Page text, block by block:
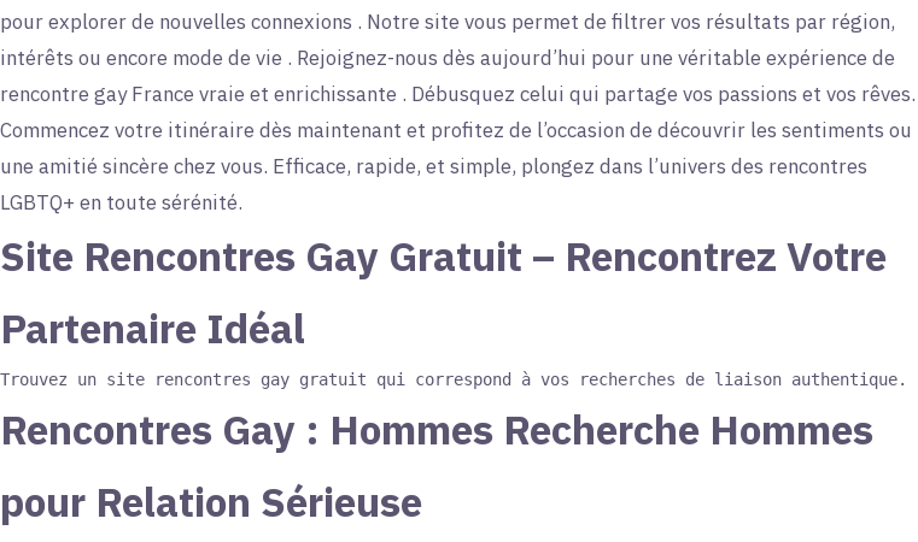
pour explorer de nouvelles connexions . Notre site vous permet de filtrer vos résultats par région,
intérêts ou encore mode de vie . Rejoignez-nous dès aujourd’hui pour une véritable expérience de
rencontre gay France vraie et enrichissante . Débusquez celui qui partage vos passions et vos rêves.
Commencez votre itinéraire dès maintenant et profitez de l’occasion de découvrir les sentiments ou
une amitié sincère chez vous. Efficace, rapide, et simple, plongez dans l’univers des rencontres
LGBTQ+ en toute sérénité.
Site Rencontres Gay Gratuit – Rencontrez Votre
Partenaire Idéal
Rencontres Gay : Hommes Recherche Hommes
pour Relation Sérieuse